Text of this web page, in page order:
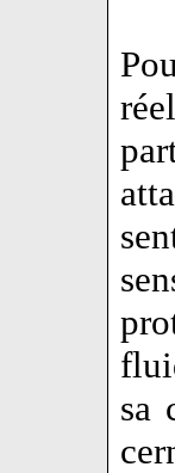
sa